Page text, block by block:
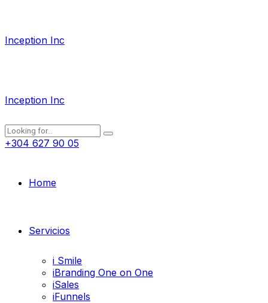
Inception Inc
Inception Inc
+304 627 90 05
Home
Servicios
i Smile
iBranding One on One
iSales
iFunnels